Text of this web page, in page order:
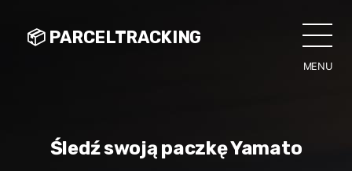
MENU
📦 PARCELTRACKING
Śledź swoją paczkę Yamato